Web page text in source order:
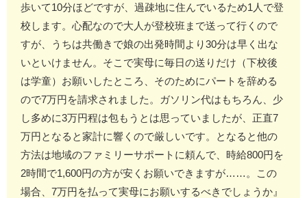
歩いて10分ほどですが、過疎地に住んでいるため1人で登
校します。心配なので大人が登校班まで送って行くので
すが、うちは共働きで娘の出発時間より30分は早く出な
いといけません。そこで実母に毎日の送りだけ（下校後
は学童）お願いしたところ、そのためにパートを辞める
ので7万円を請求されました。ガソリン代はもちろん、少
し多めに3万円程は包もうとは思っていましたが、正直7
万円となると家計に響くので厳しいです。となると他の
方法は地域のファミリーサポートに頼んで、時給800円を
2時間で1,600円の方が安くお願いできますが……。この
場合、7万円を払って実母にお願いするべきでしょうか』